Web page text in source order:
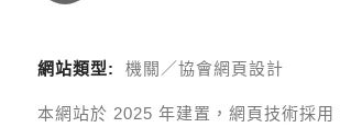
網站類型: 機關／協會網頁設計
本網站於 2025 年建置，網頁技術採用